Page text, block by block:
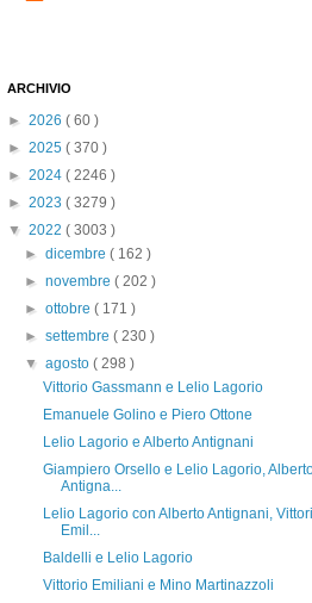
ARCHIVIO
► 2026 ( 60 )
► 2025 ( 370 )
► 2024 ( 2246 )
► 2023 ( 3279 )
▼ 2022 ( 3003 )
►dicembre( 162 )
►novembre( 202 )
►ottobre( 171 )
►settembre( 230 )
▼agosto( 298 )
Vittorio Gassmann e Lelio Lagorio
Emanuele Golino e Piero Ottone
Lelio Lagorio e Alberto Antignani
Giampiero Orsello e Lelio Lagorio,
Antigna...
Lelio Lagorio con Alberto Antignani,
Emil...
Baldelli e Lelio Lagorio
Vittorio Emiliani e Mino Martinazzoli